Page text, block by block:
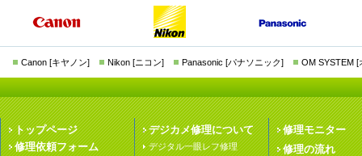
Canon [キヤノン] Nikon [ニコン] Panasonic [パナソニック] OM SYSTEM [
トップページ
修理依頼フォーム
デジカメ修理について
デジタル一眼レフ修理
修理モニター
修理の流れ